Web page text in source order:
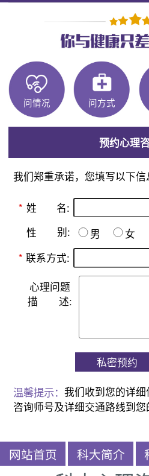
问情况 问方式
预约心理
我们郑重承诺，您填写以下信
* 姓 名:
性 别: 男
女
* 联系方式:
心理问题
描
述:
私密预约
温馨提示：我们收到您的详
咨询师号及详细交通路线到您
网站首页 科大简介